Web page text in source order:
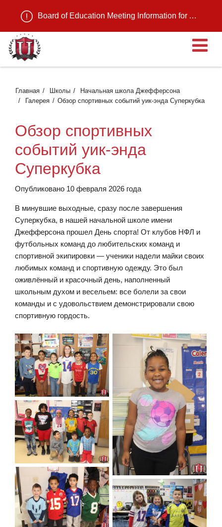
Board of Education Meeting Information for August 11, 2026
Главная Школы
Начальная школа Джефферсона
Галерея
Обзор спортивных событий уик-энда Суперкубка
Обзор спортивных
событий уик-энда
Суперкубка
Опубликовано 10 февраля 2026 года
В минувшие выходные, сразу после завершения
Суперкубка, в нашей начальной школе имени
Джефферсона прошел День спорта! От клубов НФЛ и
футбольных команд до любительских команд и
спортивной экипировки — ученики надели майки своих
любимых команд и спортивную одежду. Это был
оживлённый и красочный день, наполненный
школьным духом и весельем: все болели за свои
команды и с удовольствием демонстрировали свою
спортивную гордость.